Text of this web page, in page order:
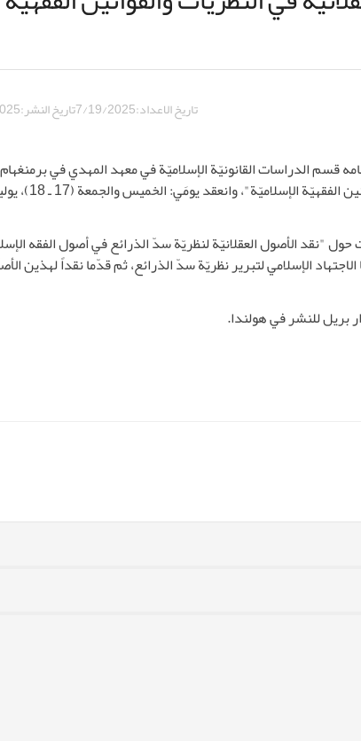
تاريخ الاعداد:7/19/2025تاريخ النشر:
قسم الدراسات القانونيّة الإسلاميّة في معهد المهدي في
"نقد الأصول العقلانيّة لنظريّة سدّ الذرائع في أصول الفقه
الإسلامي لتبرير نظريّة سدّ الذرائع، ثم قدّما نقداً لهذين
بريل للنشر في هولندا.